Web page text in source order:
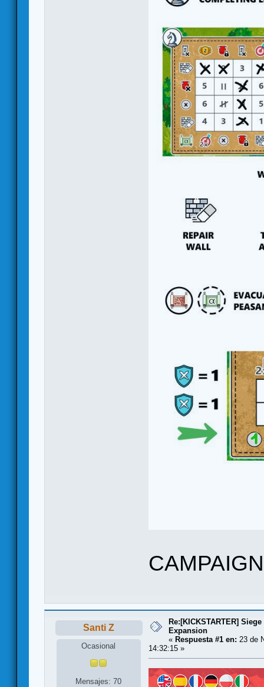
Santi Z
Ocasional
Mensajes: 70
Re:[KICKSTARTER]
Expansion
« Respuesta #1 en: 23 de
14:32:15 »